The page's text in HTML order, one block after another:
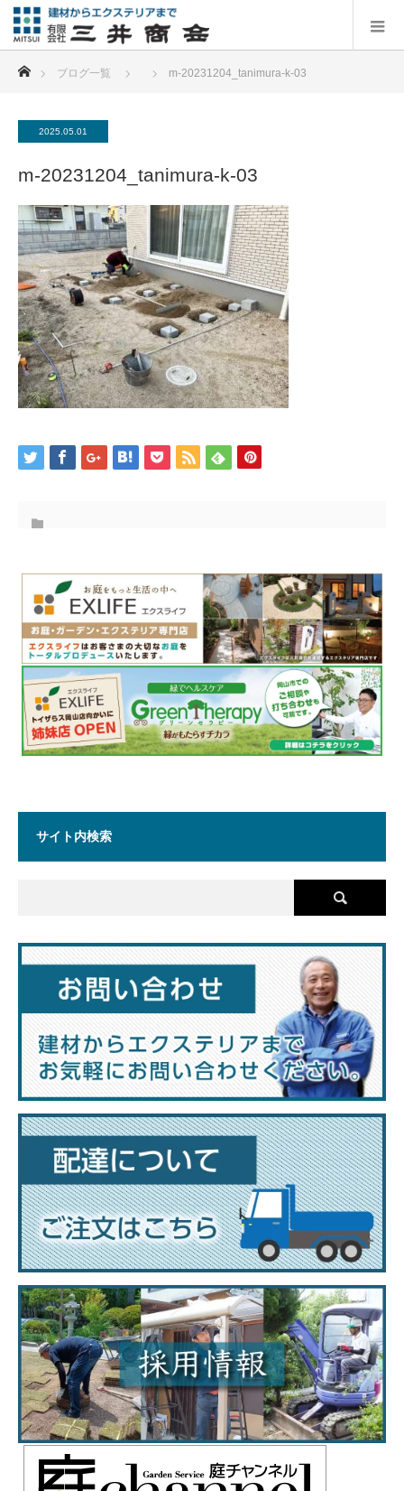
ブログ一覧 m-20231204_tanimura-k-03
2025.05.01
m-20231204_tanimura-k-03
サイト内検索